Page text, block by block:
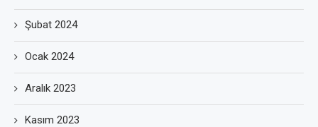
Şubat 2024
Ocak 2024
Aralık 2023
Kasım 2023